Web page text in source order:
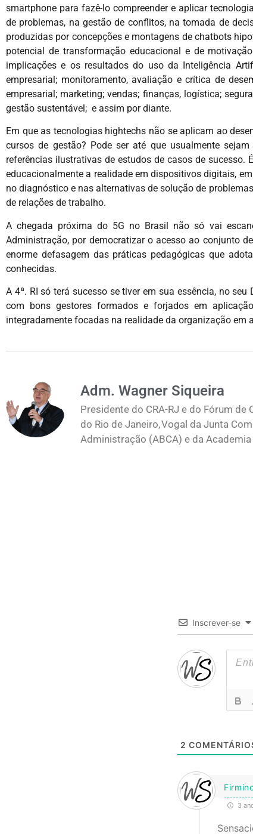
smartphone para fazê-lo compreender e aplicar
de problemas, na gestão de conflitos, na tomada de
produzidas por concepções e montagens de chatbots
potencial de transformação educacional e de
implicações e os resultados do uso da Inteligência
empresarial; monitoramento, avaliação e crítica de
empresarial; marketing; vendas; finanças, logística;
gestão sustentável; e assim por diante.
Em que as tecnologias hightechs não se aplicam ao
cursos de gestão? Pode ser até que usualmente
referências ilustrativas de estudos de casos de sucesso.
educacionalmente a realidade em dispositivos digitais,
no diagnóstico e nas alternativas de solução de
de relações de trabalho.
A chegada próxima do 5G no Brasil não só vai
Administração, por democratizar o acesso ao conjunto
enorme defasagem das práticas pedagógicas que
conhecidas.
A 4ª. RI só terá sucesso se tiver em sua essência, no
com bons gestores formados e forjados em
integradamente focadas na realidade da organização em
Adm. Wagner Siqueira
Presidente do CRA-RJ e do Fórum
do Rio de Janeiro, Vogal da Junta
Administração (ABCA) e da
Inscrever-se
2
3